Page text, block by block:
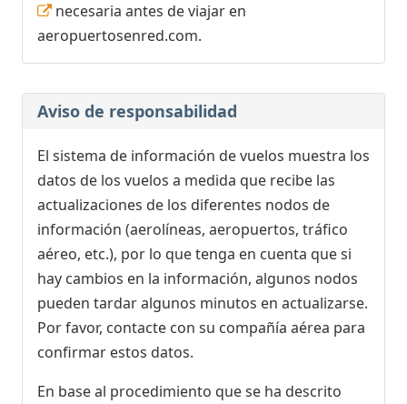
necesaria antes de viajar en
aeropuertosenred.com.
Aviso de responsabilidad
El sistema de información de vuelos muestra los
datos de los vuelos a medida que recibe las
actualizaciones de los diferentes nodos de
información (aerolíneas, aeropuertos, tráfico
aéreo, etc.), por lo que tenga en cuenta que si
hay cambios en la información, algunos nodos
pueden tardar algunos minutos en actualizarse.
Por favor, contacte con su compañía aérea para
confirmar estos datos.
En base al procedimiento que se ha descrito